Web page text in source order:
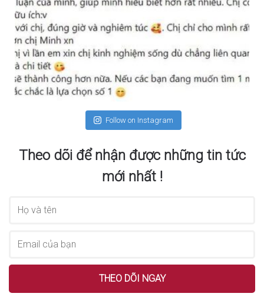
Follow on Instagram
Theo dõi để nhận được những tin tức
mới nhất !